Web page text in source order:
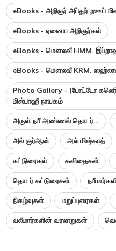
eBooks - அறிஞர் அப்துர் றஊப்
eBooks - ஏனைய அறிஞர்கள்
eBooks - மௌலவீ HMM.
eBooks - மௌலவீ KRM.
Photo Gallery - (போட்டோ
மிஸ்பாஹீ நாயகம்
அருள் நபீ அண்ணல் தொடர்...
அல் குர்ஆன் அல் மிஷ்காத்
கட்டுரைகள் கவிதைகள்
தொடர் கட்டுரைகள்
நிகழ்வுகள் மறுப்புரைகள்
வலீமார்களின் வரலாறுகள்